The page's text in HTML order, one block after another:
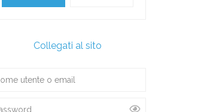
Collegati al sito